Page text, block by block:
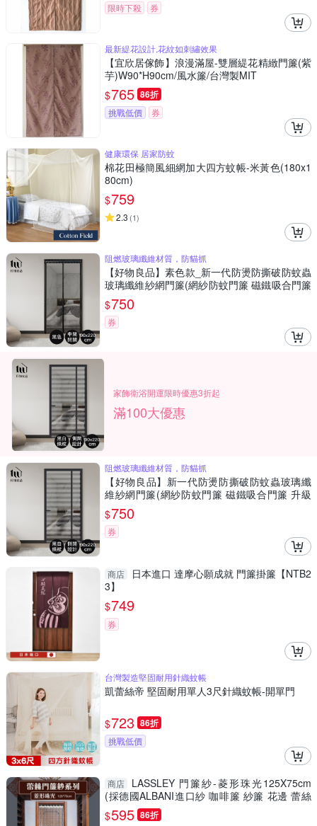
限時下殺 券
最新緹花設計,花紋如刺繡效果
【宜欣居傢飾】浪漫滿屋-雙層緹花精緻門簾(紫
芋)W90*H90cm/風水簾/台灣製MIT
$765 86折
挑戰低價 券
健康環保 居家防蚊
棉花田極簡風細網加大四方蚊帳-米黃色(180x1
80cm)
$759
2.3 (1)
阻燃玻璃纖維材質，防貓抓
【好物良品】素色款_新一代防燙防撕破防蚊蟲
玻璃纖維紗網門簾(網紗防蚊門簾 磁鐵吸合門簾
升級側開款)
$750
券
家飾衛浴開運限時優惠3折起
滿100大優惠
阻燃玻璃纖維材質，防貓抓
【好物良品】新一代防燙防撕破防蚊蟲玻璃纖
維紗網門簾(網紗防蚊門簾 磁鐵吸合門簾 升級
側開款)
$750
券
商店
日本進口 達摩心願成就 門簾掛簾【NTB2
3】
$749
券
台灣製造堅固耐用針織蚊帳
凱蕾絲帝 堅固耐用單人3尺針織蚊帳-開單門
$723 86折
挑戰低價
商店
LASSLEY 門簾紗-菱形珠光125X75cm
(採德國ALBANI進口紗 咖啡簾 紗簾 花邊 蕾絲
簾 台灣製造)
$595 86折